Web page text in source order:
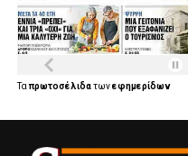
Ταπρωτοσέλιδατωνεφημερίδων